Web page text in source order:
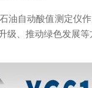
自动酸值测定仪作
级、推动绿色发展等